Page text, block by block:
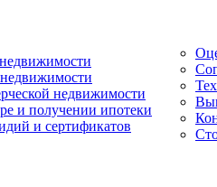
недвижимости
и получении ипотеки
и сертификатов